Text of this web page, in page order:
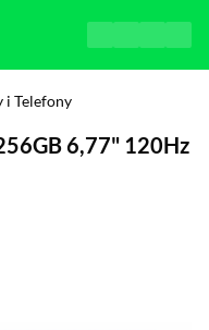
i Telefony
6,77" 120Hz